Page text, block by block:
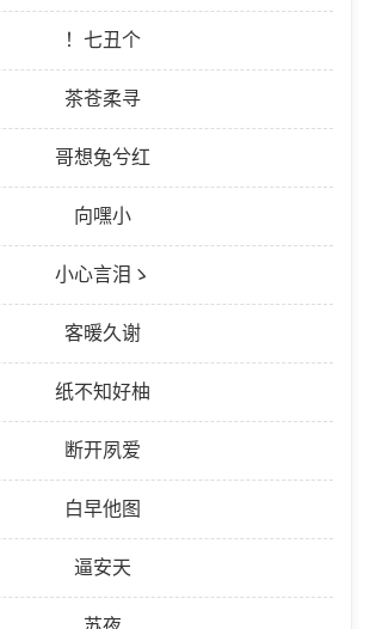
！七丑个
茶苍柔寻
哥想兔兮红
向嘿小
小心言泪ゝ
客暖久谢
纸不知好柚
断开夙爱
白早他图
逼安天